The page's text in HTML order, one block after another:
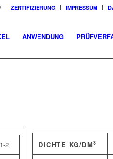
ZERTIFIZIERUNG IMPRESSUM
ANWENDUNG
2 DICHTE KG/DM3